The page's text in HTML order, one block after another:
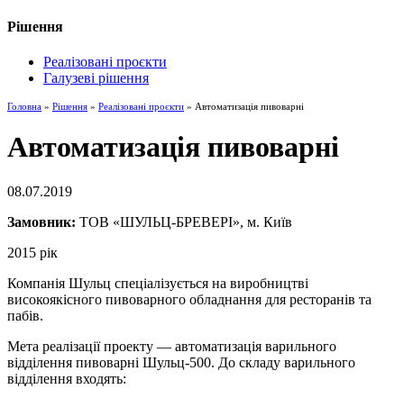
Рішення
Реалізовані проєкти
Галузеві рішення
Головна » Рішення » Реалізовані проєкти » Автоматизація пивоварні
Автоматизація пивоварні
08.07.2019
Замовник: ТОВ «ШУЛЬЦ-БРЕВЕРІ», м. Київ
2015 рік
Компанія Шульц спеціалізується на виробництві
високоякісного пивоварного обладнання для ресторанів та
пабів.
Мета реалізації проекту — автоматизація варильного
відділення пивоварні Шульц-500. До складу варильного
відділення входять: